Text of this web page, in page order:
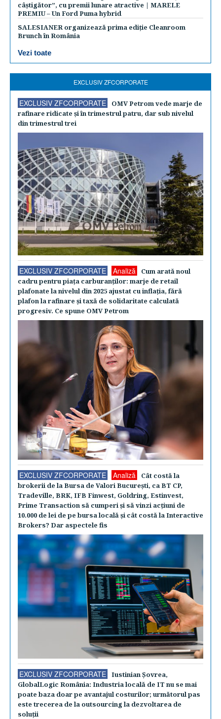
câștigător”, cu premii lunare atractive | MARELE
PREMIU – Un Ford Puma hybrid
SALESIANER organizează prima ediție Cleanroom
Brunch în România
Vezi toate
EXCLUSIV ZFCORPORATE
EXCLUSIV ZFCORPORATE
OMV Petrom vede marje de
rafinare ridicate şi în trimestrul patru, dar sub nivelul
din trimestrul trei
EXCLUSIV ZFCORPORATE Analiză
Cum arată noul
cadru pentru piaţa carburanţilor: marje de retail
plafonate la nivelul din 2025 ajustat cu inflaţia, fără
plafon la rafinare şi taxă de solidaritate calculată
progresiv. Ce spune OMV Petrom
EXCLUSIV ZFCORPORATE Analiză
Cât costă la
brokerii de la Bursa de Valori Bucureşti, ca BT CP,
Tradeville, BRK, IFB Finwest, Goldring, Estinvest,
Prime Transaction să cumperi şi să vinzi acţiuni de
10.000 de lei de pe bursa locală şi cât costă la Interactive
Brokers? Dar aspectele fis
EXCLUSIV ZFCORPORATE
Iustinian Şovrea,
GlobalLogic România: Industria locală de IT nu se mai
poate baza doar pe avantajul costurilor; următorul pas
este trecerea de la outsourcing la dezvoltarea de
soluţii